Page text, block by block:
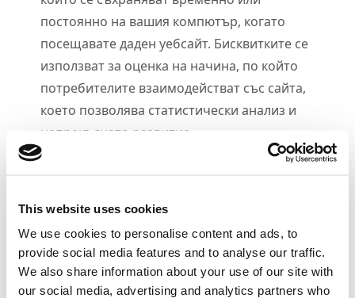
This website uses cookies
We use cookies to personalise content and ads, to
provide social media features and to analyse our traffic.
We also share information about your use of our site with
our social media, advertising and analytics partners who
постоянно на вашия компютър, когато
посещавате даден уебсайт. Бисквитките се
използват за оценка на начина, по който
потребителите взаимодействат със сайта,
което позволява статистически анализ и
непрекъснато развитие.
2. Деактивирани бисквитки
раздели на този сайт може да станат
недостъпни, ако бисквитките са
деактивирани.